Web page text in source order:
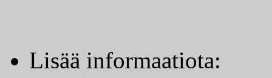
Lisää informaatiota: